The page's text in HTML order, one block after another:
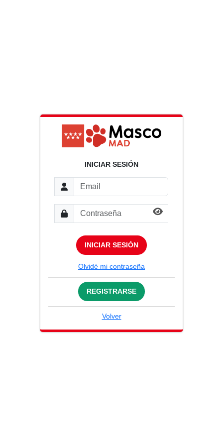
INICIAR SESIÓN
INICIAR SESIÓN
Olvidé mi contraseña
REGISTRARSE
Volver